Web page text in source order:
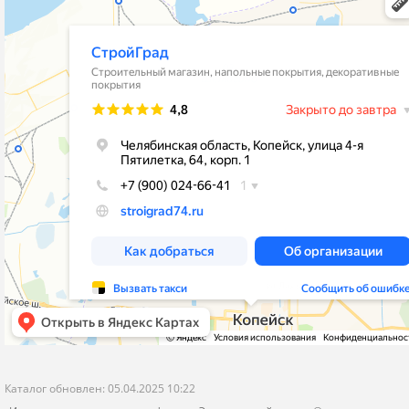
Я даю согласие на обработку моих персональных данных
ОПУБЛИКОВАТЬ
Нажатием на кнопку «Опубликовать» я даю свое согласие на обработку
персональных данных в соответствии суказанными условиями.
Новости
Политика конфиденциальности
stroygrad.kopeysk@mail.ru
Челябинская обл.,г.Копейск , ул.4-
Пятилетки,64,рынок"Народный Двор"
корпус 1- Стройматериалы и Отделка
корпус 2 - Кафель и Сантехника
пн-пт с 9-00 до 19-00
сб-вс с 9-00 до 18-00
Каталог обновлен: 05.04.2025 10:22